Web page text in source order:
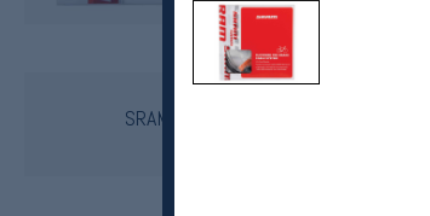
SRAM
SRAM SlickWire Brake Cable Kit (Road)